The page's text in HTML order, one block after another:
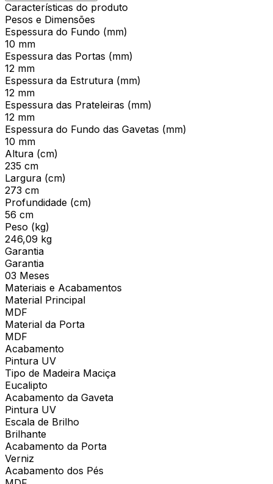
Características do produto
Pesos e Dimensões
Espessura do Fundo (mm)
10 mm
Espessura das Portas (mm)
12 mm
Espessura da Estrutura (mm)
12 mm
Espessura das Prateleiras (mm)
12 mm
Espessura do Fundo das Gavetas (mm)
10 mm
Altura (cm)
235 cm
Largura (cm)
273 cm
Profundidade (cm)
56 cm
Peso (kg)
246,09 kg
Garantia
Garantia
03 Meses
Materiais e Acabamentos
Material Principal
MDF
Material da Porta
MDF
Acabamento
Pintura UV
Tipo de Madeira Maciça
Eucalipto
Acabamento da Gaveta
Pintura UV
Escala de Brilho
Brilhante
Acabamento da Porta
Verniz
Acabamento dos Pés